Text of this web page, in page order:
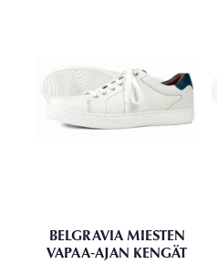
BELGRAVIA MIESTEN
VAPAA‑AJAN KENGÄT